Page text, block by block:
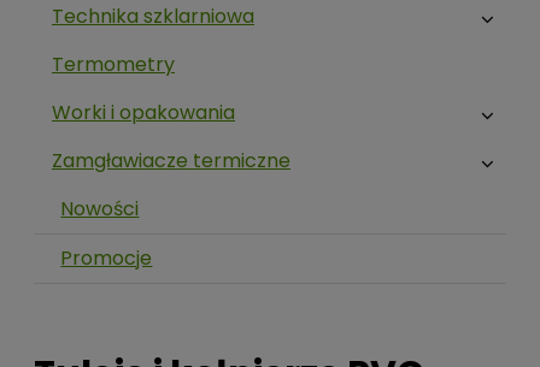
Technika szklarniowa
Termometry
Worki i opakowania
Zamgławiacze termiczne
Nowości
Promocje